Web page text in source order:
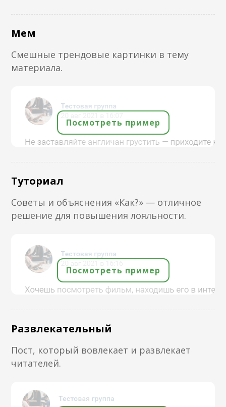
Мем
Смешные трендовые картинки в тему
материала.
Посмотреть пример
Туториал
Советы и объяснения «Как?» — отличное
решение для повышения лояльности.
Посмотреть пример
Развлекательный
Пост, который вовлекает и развлекает
читателей.